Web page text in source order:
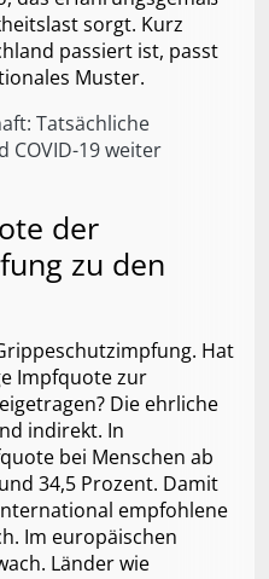
sorgt. Kurz
passiert ist, passt
Muster.
Tatsächliche
19 weiter
der
zu den
Hat
Impfquote zur
Die ehrliche
indirekt. In
bei Menschen ab
34,5 Prozent. Damit
empfohlene
Im europäischen
Länder wie